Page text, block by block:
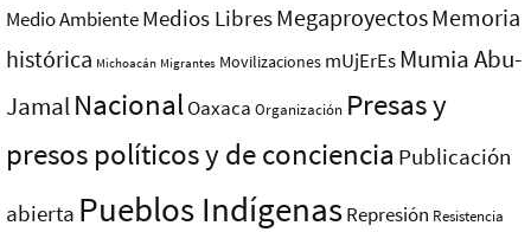
Medio AmbienteMedios LibresMegaproyectosMemoria
histórica Michoacán Migrantes Movilizaciones mUjErEsMumia Abu-
JamalNacionalOaxaca Organización Presas y
presos polí­ticos y de conciencia Publicación
abierta Pueblos Indí­genasRepresión Resistencia